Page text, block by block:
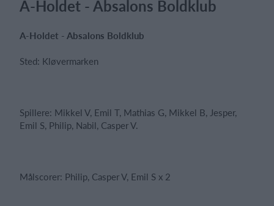
A-Holdet - Absalons Boldklub
A-Holdet - Absalons Boldklub
Sted: Kløvermarken
Spillere: Mikkel V, Emil T, Mathias G, Mikkel B, Jesper,
Emil S, Philip, Nabil, Casper V.
Målscorer: Philip, Casper V, Emil S x 2